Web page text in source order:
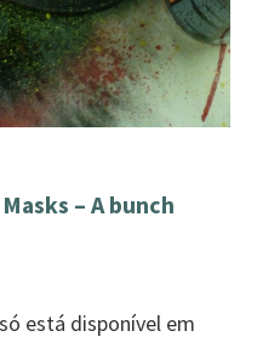
– A bunch
está disponível em